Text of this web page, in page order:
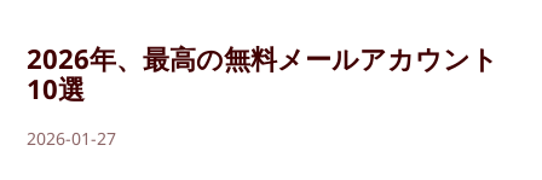
2026年、最高の無料メールアカウント
10選
2026-01-27